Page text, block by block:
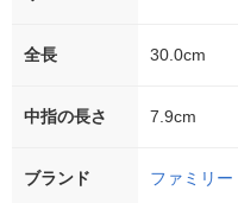
全長 30.0cm
中指の長さ 7.9cm
ブランド ファミリー